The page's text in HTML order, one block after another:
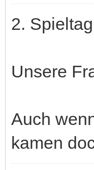
2.
Unsere
Auch
kamen